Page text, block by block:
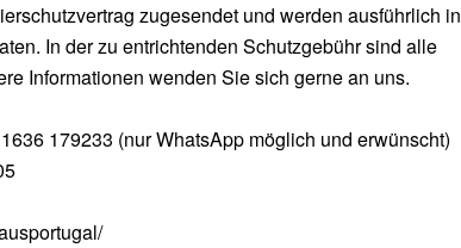
zugesendet und werden ausführlich in
In der zu entrichtenden Schutzgebühr sind alle
Informationen wenden Sie sich gerne an uns.
179233 (nur WhatsApp möglich und erwünscht)